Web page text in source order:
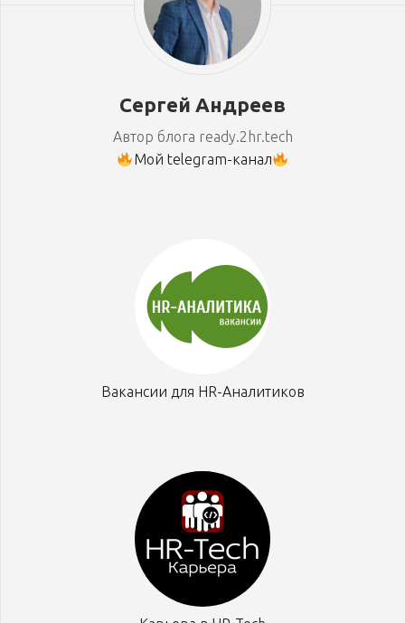
Сергей Андреев
Автор блога ready.2hr.tech
Мой telegram-канал
Вакансии для HR-Аналитиков